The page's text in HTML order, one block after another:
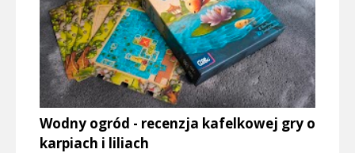
Wodny ogród - recenzja kafelkowej gry o
karpiach i liliach